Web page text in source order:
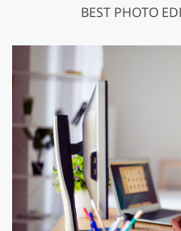
BEST PHOTO